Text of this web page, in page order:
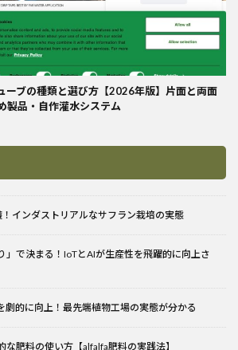
ーブの種類と選び方【2026年版】片面と両面
製品・自作灌水システム
インダストリアルなサフラン栽培の実態
」で決まる！IoTとAIが生産性を飛躍的に向上さ
劇的に向上！最先端植物工場の実態が分かる
な肥料の使い方【alfalfa肥料の実践法】